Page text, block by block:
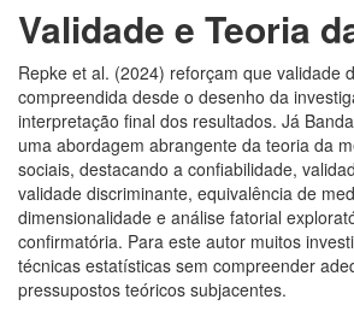
Validade e Teoria
Repke et al. (2024) reforçam que validade
compreendida desde o desenho da
interpretação final dos resultados. Já
uma abordagem abrangente da teoria da
sociais, destacando a confiabilidade,
validade discriminante, equivalência de
dimensionalidade e análise fatorial
confirmatória. Para este autor muitos
técnicas estatísticas sem compreender
pressupostos teóricos subjacentes.